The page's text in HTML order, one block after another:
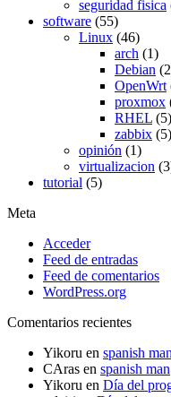
seguridad fisica
software (55)
Linux (46)
arch (1)
Debian
OpenWrt
proxmox
RHEL (5)
zabbix (5)
opinión (1)
virtualizacion
tutorial (5)
Meta
Acceder
Feed de entradas
Feed de comentarios
WordPress.org
Comentarios recientes
Yikoru en spanish man
CAras en spanish man
Yikoru en Día del